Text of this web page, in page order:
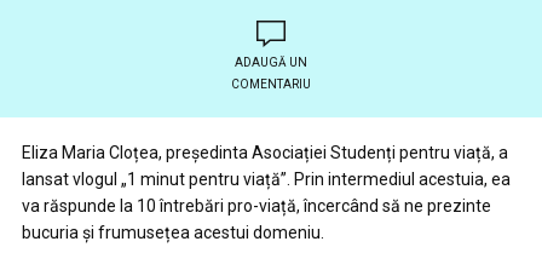
ADAUGĂ UN
COMENTARIU
Eliza Maria Cloțea, președinta Asociației Studenți pentru viață, a
lansat vlogul „1 minut pentru viață”. Prin intermediul acestuia, ea
va răspunde la 10 întrebări pro-viață, încercând să ne prezinte
bucuria și frumusețea acestui domeniu.